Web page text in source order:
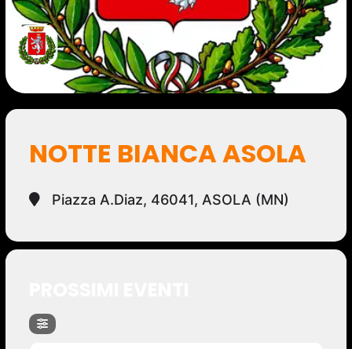
NOTTE BIANCA ASOLA
Piazza A.Diaz, 46041, ASOLA (MN)